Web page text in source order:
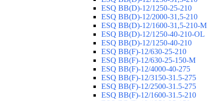
ESQ ВВ(D)-12/1250-25-210
ESQ BB(D)-12/2000-31,5-210
ESQ BB(D)-12/1600-31,5-210-М
ESQ BB(D)-12/1250-40-210-OL
ESQ BB(D)-12/1250-40-210
ESQ ВВ(F)-12/630-25-210
ESQ ВВ(F)-12/630-25-150-М
ESQ ВВ(F)-12/4000-40-275
ESQ ВВ(F)-12/3150-31.5-275
ESQ ВВ(F)-12/2500-31.5-275
ESQ ВВ(F)-12/1600-31.5-210